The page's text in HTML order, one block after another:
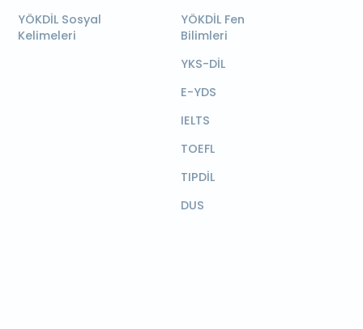
YÖKDİL Sosyal
Kelimeleri
YÖKDİL Fen
Bilimleri
YKS-DİL
E-YDS
IELTS
TOEFL
TIPDİL
DUS